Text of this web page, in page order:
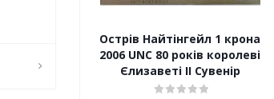
Острів Найтінгейл 1 крона
2006 UNC 80 років королеві
Єлизаветі II Сувенір